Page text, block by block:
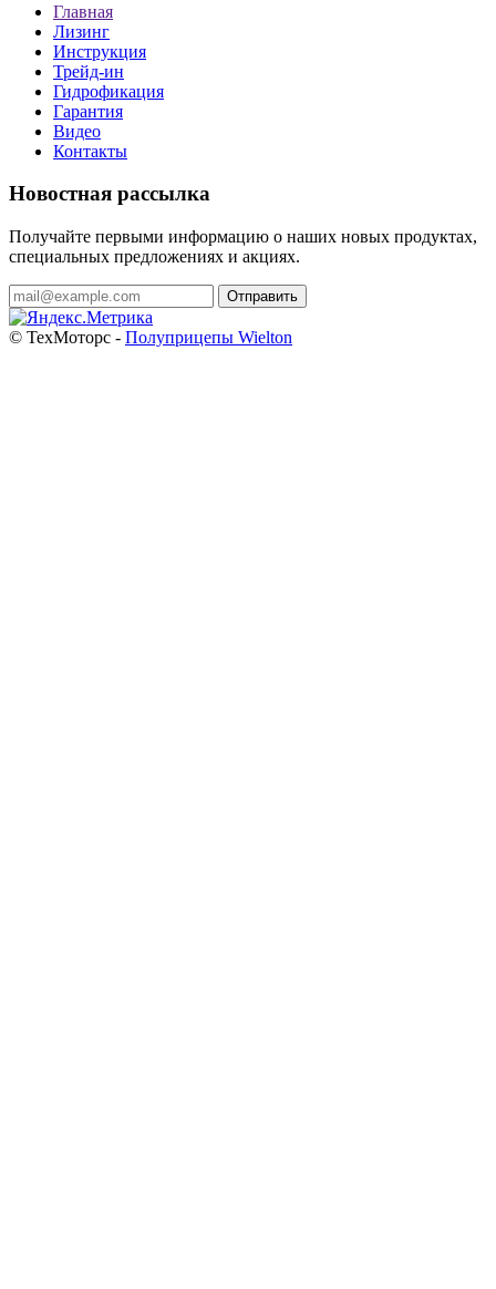
Главная
Лизинг
Инструкция
Трейд-ин
Гидрофикация
Гарантия
Видео
Контакты
Новостная рассылка
Получайте первыми информацию о наших новых продуктах,
специальных предложениях и акциях.
Отправить
© ТехМоторс - Полуприцепы Wielton